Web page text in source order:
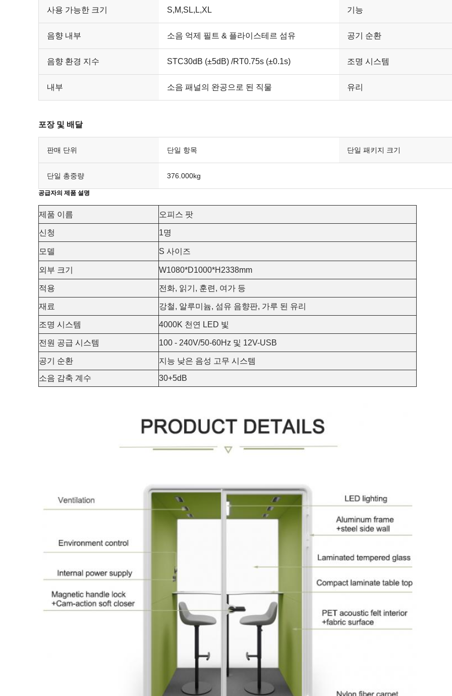
사용 가능한 크기 S,M,SL,L,XL 기능
음향 내부 소음 억제 필트 & 플라이스테르 섬유 공기 순환
음향 환경 지수 STC30dB (±5dB) /RT0.75s (±0.1s) 조명 시스템
내부 소음 패널의 완공으로 된 직물 유리
포장 및 배달
판매 단위 단일 항목 단일 패키지 크기
단일 총중량 376.000kg
공급자의 제품 설명
제품 이름 오피스 팟
신청 1명
모델 S 사이즈
외부 크기 W1080*D1000*H2338mm
적용 전화, 읽기, 훈련, 여가 등
재료 강철, 알루미늄, 섬유 음향판, 가루 된 유리
조명 시스템 4000K 천연 LED 빛
전원 공급 시스템 100 - 240V/50-60Hz 및 12V-USB
공기 순환
지능 낮은 음성 고무 시스템
소음 감축 계수
30+5dB